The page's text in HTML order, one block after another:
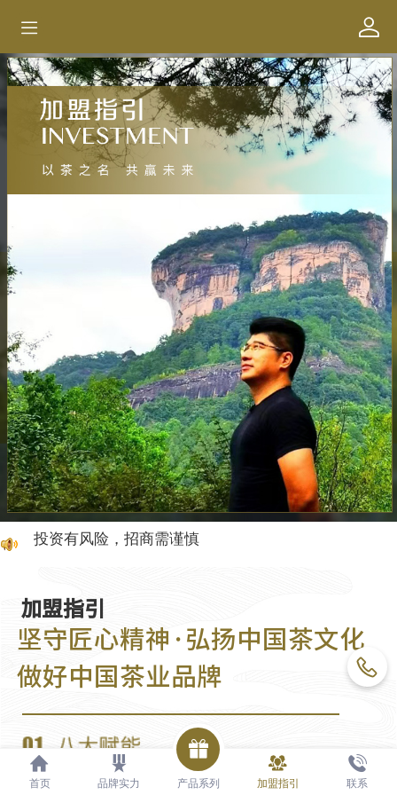
投资有风险，招商需谨慎
投资有风险，招商需谨慎
加盟指引
坚守匠心精神·弘扬中国茶文化
做好中国茶业品牌
首页 品牌实力 产品系列 加盟指引 联系